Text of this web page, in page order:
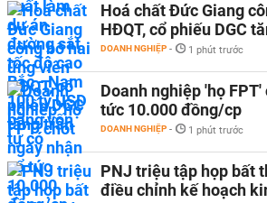
Hoá chất Đức Giang
HĐQT, cổ phiếu DGC
DOANH NGHIỆP - 1 phút trước
Doanh nghiệp 'họ
tức 10.000 đồng/cp
DOANH NGHIỆP - 1 phút trước
PNJ triệu tập họp bất
điều chỉnh kế hoạch